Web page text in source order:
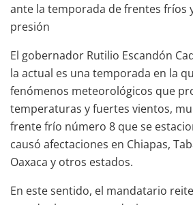
ante la temporada de frentes fríos
presión
El gobernador Rutilio Escandón
la actual es una temporada en la
fenómenos meteorológicos que
temperaturas y fuertes vientos,
frente frío número 8 que se
causó afectaciones en Chiapas,
Oaxaca y otros estados.
En este sentido, el mandatario